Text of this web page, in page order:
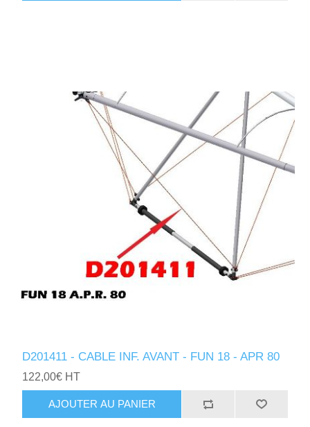
D201411 - CABLE INF. AVANT - FUN 18 - APR 80
122,00€ HT
AJOUTER AU PANIER